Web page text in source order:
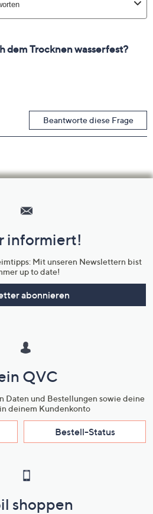
informiert!
Mit unseren Newslettern bist
up to date!
abonnieren
QVC
Daten und Bestellungen sowie deine
deinem Kundenkonto
Bestell-Status
shoppen